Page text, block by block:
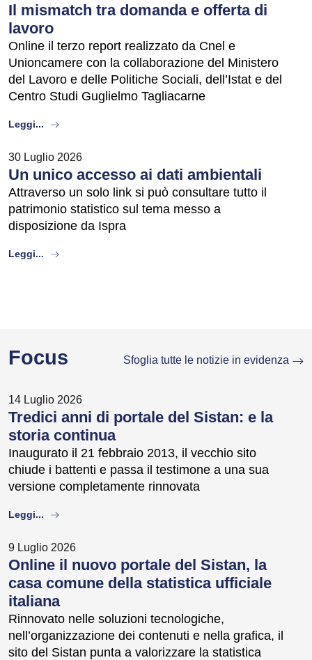
Il mismatch tra domanda e offerta di
lavoro
Online il terzo report realizzato da Cnel e
Unioncamere con la collaborazione del Ministero
del Lavoro e delle Politiche Sociali, dell’Istat e del
Centro Studi Guglielmo Tagliacarne
Leggi... about
30 Luglio 2026
Un unico accesso ai dati ambientali
Attraverso un solo link si può consultare tutto il
patrimonio statistico sul tema messo a
disposizione da Ispra
Leggi... about
Focus Sfoglia tutte le notizie in evidenza
14 Luglio 2026
Tredici anni di portale del Sistan: e la
storia continua
Inaugurato il 21 febbraio 2013, il vecchio sito
chiude i battenti e passa il testimone a una sua
versione completamente rinnovata
Leggi... about
9 Luglio 2026
Online il nuovo portale del Sistan, la
casa comune della statistica ufficiale
italiana
Rinnovato nelle soluzioni tecnologiche,
nell’organizzazione dei contenuti e nella grafica, il
sito del Sistan punta a valorizzare la statistica